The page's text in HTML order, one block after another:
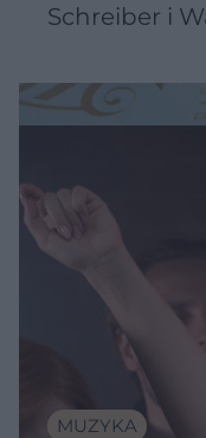
Schreiber i
MUZYKA